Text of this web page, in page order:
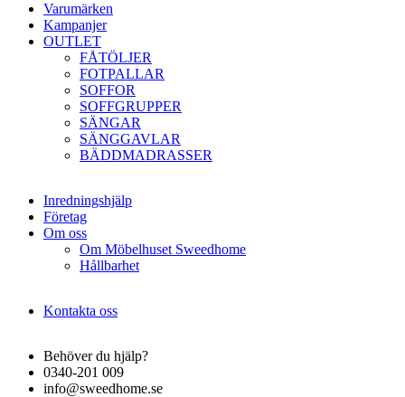
Varumärken
Kampanjer
OUTLET
FÅTÖLJER
FOTPALLAR
SOFFOR
SOFFGRUPPER
SÄNGAR
SÄNGGAVLAR
BÄDDMADRASSER
Inredningshjälp
Företag
Om oss
Om Möbelhuset Sweedhome
Hållbarhet
Kontakta oss
Behöver du hjälp?
0340-201 009
info@sweedhome.se